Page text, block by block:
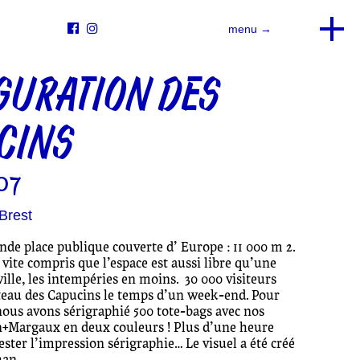
  menu →
DES
place publique couverte d’ Europe : 11 000 m 2.
compris que l’espace est aussi libre qu’une
les intempéries en moins. 30 000 visiteurs
des Capucins le temps d’un week-end. Pour
avons sérigraphié 500 tote-bags avec nos
en deux couleurs ! Plus d’une heure
l’impression sérigraphie… Le visuel a été créé